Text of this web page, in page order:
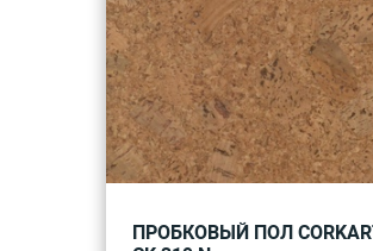
ПРОБКОВЫЙ ПОЛ